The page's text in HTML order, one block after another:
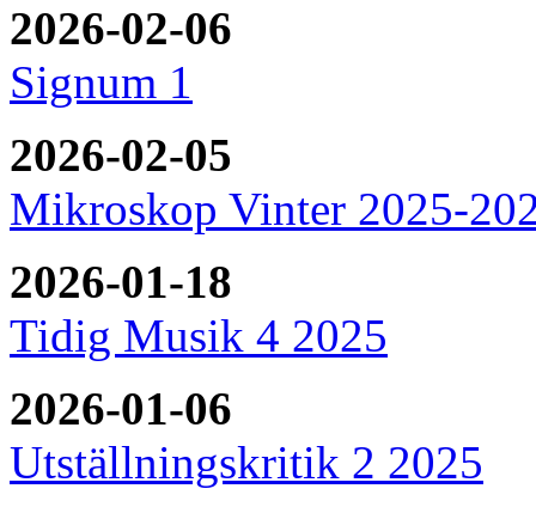
2026-02-06
Signum 1
2026-02-05
Mikroskop Vinter 2025-
2026-01-18
Tidig Musik 4 2025
2026-01-06
Utställningskritik 2 2025